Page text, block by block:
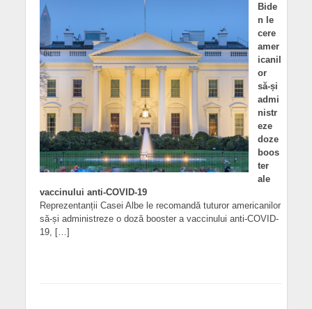
Bide
n le
cere
amer
icanil
or
să-și
admi
nistr
eze
doze
boos
ter
ale
vaccinului anti-COVID-19
Reprezentanții Casei Albe le recomandă tuturor americanilor
să-și administreze o doză booster a vaccinului anti-COVID-
19, […]